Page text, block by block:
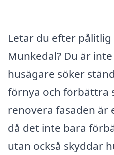
Letar du efter
Munkedal? Du är
husägare söker
förnya och förbättra
renovera fasaden är
då det inte bara
utan också skyddar